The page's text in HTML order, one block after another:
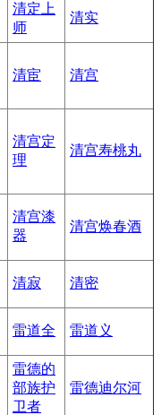
清定上
师
清实
清宦 清宫
清宫定
理
清宫寿桃丸
清宫漆
器
清宫焕春酒
清寂 清密
雷道全 雷道义
雷德的
部族护
卫者
雷德迪尔河